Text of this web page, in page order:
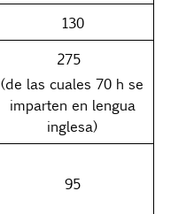
130
275
(de las cuales 70 h se
imparten en lengua
inglesa)
95